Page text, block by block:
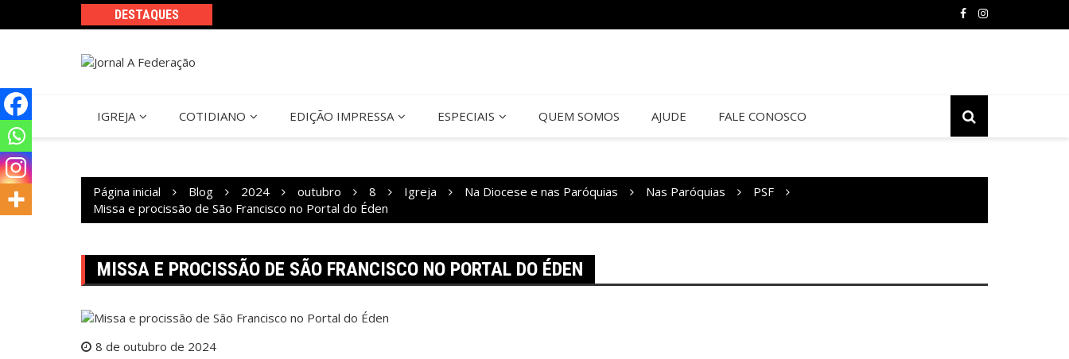
DESTAQUES
IGREJA COTIDIANO EDIÇÃO IMPRESSA ESPECIAIS QUEM SOMOS AJUDE FALE CONOSCO
Página inicial Blog 2024 outubro 8 Igreja Na Diocese e nas Paróquias Nas Paróquias
PSF
Missa e procissão de São Francisco no Portal do Éden
MISSA E PROCISSÃO DE SÃO FRANCISCO NO PORTAL DO ÉDEN
8 de outubro de 2024